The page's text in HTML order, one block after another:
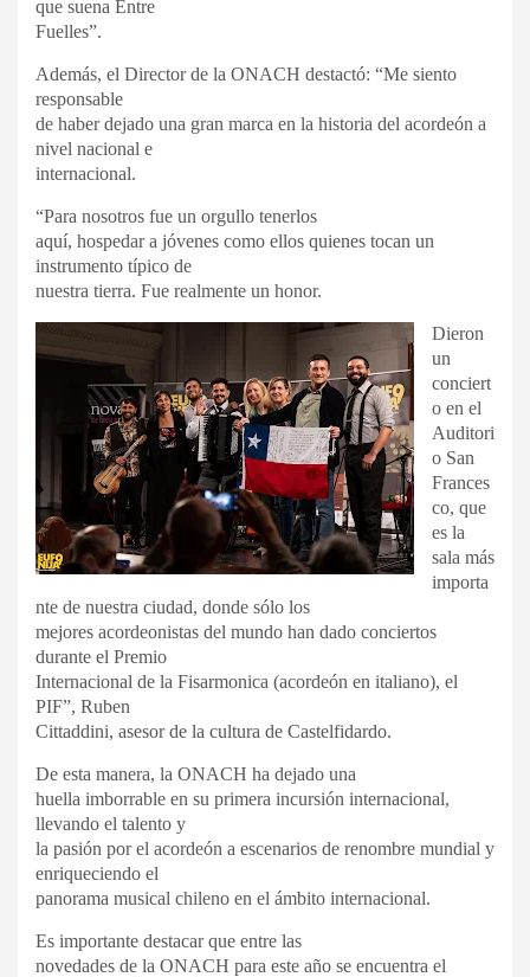
que suena Entre
Fuelles”.
Además, el Director de la ONACH destactó: “Me siento
responsable
de haber dejado una gran marca en la historia del acordeón a
nivel nacional e
internacional.
“Para nosotros fue un orgullo tenerlos
aquí, hospedar a jóvenes como ellos quienes tocan un
instrumento típico de
nuestra tierra. Fue realmente un honor.
Dieron
un
conciert
o en el
Auditori
o San
Frances
co, que
es la
sala más
importa
nte de nuestra ciudad, donde sólo los
mejores acordeonistas del mundo han dado conciertos
durante el Premio
Internacional de la Fisarmonica (acordeón en italiano), el
PIF”, Ruben
Cittaddini, asesor de la cultura de Castelfidardo.
De esta manera, la ONACH ha dejado una
huella imborrable en su primera incursión internacional,
llevando el talento y
la pasión por el acordeón a escenarios de renombre mundial y
enriqueciendo el
panorama musical chileno en el ámbito internacional.
Es importante destacar que entre las
novedades de la ONACH para este año se encuentra el